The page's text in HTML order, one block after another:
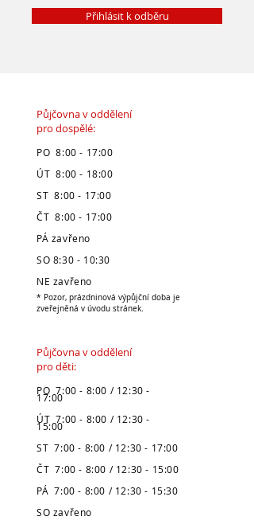
Přihlásit k odběru
Půjčovna v oddělení
pro dospělé:
PO 8:00 - 17:00
ÚT 8:00 - 18:00
ST 8:00 - 17:00
ČT 8:00 - 17:00
PÁ zavřeno
SO 8:30 - 10:30
NE zavřeno
* Pozor, prázdninová výpůjční doba je
zveřejněná v úvodu stránek.
Půjčovna v oddělení
pro děti:
PO 7:00 - 8:00 / 12:30 -
17:00
ÚT 7:00 - 8:00 / 12:30 -
15:00
ST 7:00 - 8:00 / 12:30 - 17:00
ČT 7:00 - 8:00 / 12:30 - 15:00
PÁ 7:00 - 8:00 / 12:30 - 15:30
SO zavřeno